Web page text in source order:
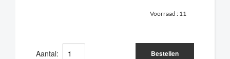
Voorraad : 11
Aantal: Bestellen